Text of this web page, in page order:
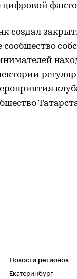
цифровой
создал
Новости регионов
Екатеринбург